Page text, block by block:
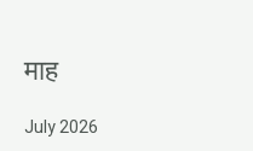
माह
July 2026